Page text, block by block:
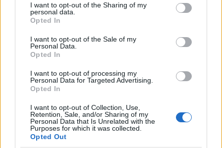
not limited to your visit or usage behaviour. You may click to
grant or deny consent to Google and its third-party tags to
use your data for below specified purposes in below Google
consent section.
I want to opt-out of the Sharing of my
personal data.
Opted In
I want to opt-out of the Sale of my
Personal Data.
Opted In
I want to opt-out of processing my
Personal Data for Targeted Advertising.
Opted In
I want to opt-out of Collection, Use,
Retention, Sale, and/or Sharing of my
Personal Data that Is Unrelated with the
Purposes for which it was collected.
Opted Out
F
a
ce
b
o
o
k
T
w
it
te
r
Pi
te
st
W
at
A
p
p
S
a
Articolo precedente
Sangue, musica e solidarietà con Avis Olbia al
Delta Center